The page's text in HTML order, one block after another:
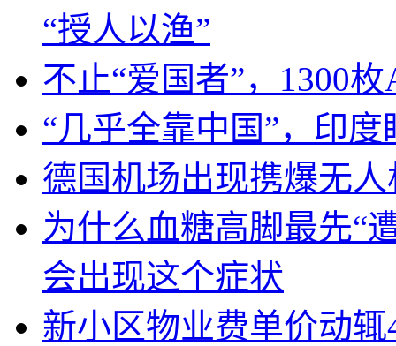
“授人以渔”
不止“爱国者”，1300
“几乎全靠中国”，印
德国机场出现携爆无
为什么血糖高脚最先“
会出现这个症状
新小区物业费单价动